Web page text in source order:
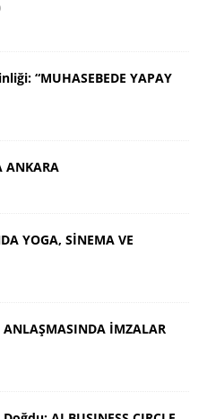
“MUHASEBEDE YAPAY
ANKARA
YOGA, SİNEMA VE
ANLAŞMASINDA İMZALAR